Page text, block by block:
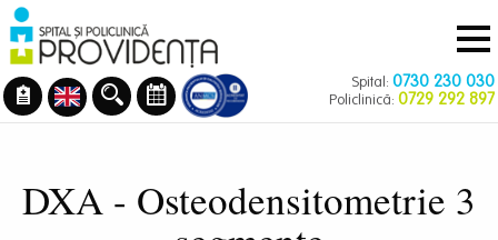
Mergi
la
conţinutul
principal
Navigare
principală
Spital: 0730 230 030
Policlinică: 0729 292 897
DXA - Osteodensitometrie 3